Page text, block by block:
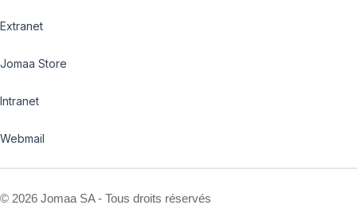
Extranet
Jomaa Store
Intranet
Webmail
© 2026 Jomaa SA - Tous droits réservés